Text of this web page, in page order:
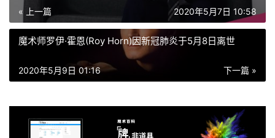
« 上一篇 2020年5月7日 10:58
魔术师罗伊·霍恩(Roy Horn)因新冠肺炎于5月8日离世
下一篇 »
2020年5月9日 01:16